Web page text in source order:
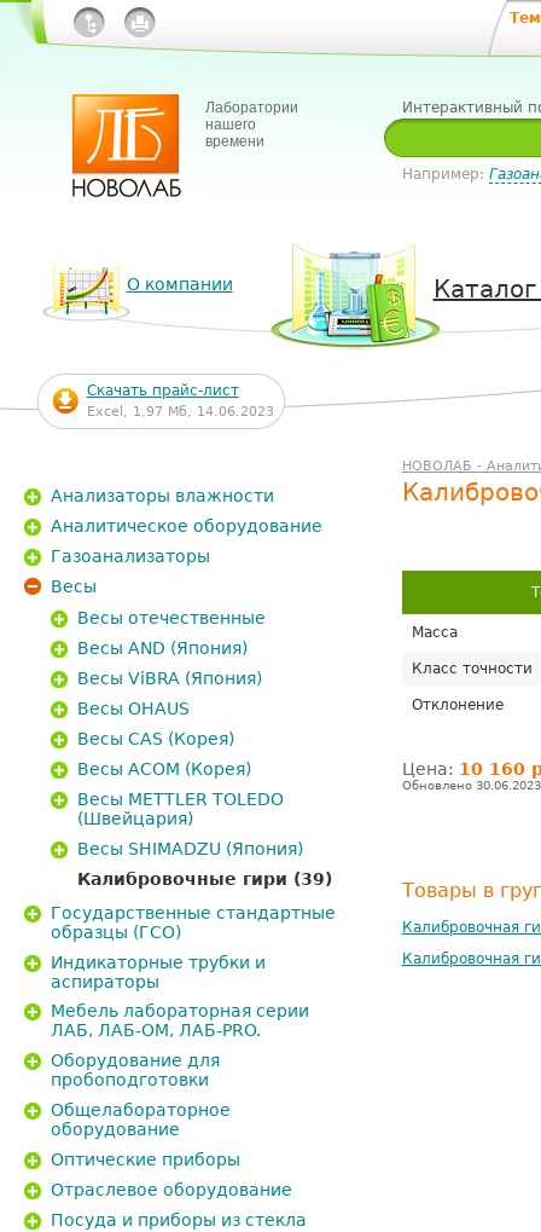
Лаборатории
нашего
времени
Интерактивный
Например:
О компании
Скачать прайс-лист
Excel, 1,97 Мб, 14.06.2023
НОВОЛАБ -
Масса
Класс точности
Отклонение
Цена: 10 160
Обновлено 30.06.2023
Товары в
Калибровочная
Калибровочная
Анализаторы влажности
Аналитическое оборудование
Газоанализаторы
Весы
Весы отечественные
Весы AND (Япония)
Весы ViBRA (Япония)
Весы OHAUS
Весы CAS (Корея)
Весы ACOM (Корея)
Весы METTLER TOLEDO
(Швейцария)
Весы SHIMADZU (Япония)
Калибровочные гири (39)
Государственные стандартные
образцы (ГСО)
Индикаторные трубки и
аспираторы
Мебель лабораторная серии
ЛАБ, ЛАБ-ОМ, ЛАБ-PRO.
Оборудование для
пробоподготовки
Общелабораторное
оборудование
Оптические приборы
Отраслевое оборудование
Посуда и приборы из стекла